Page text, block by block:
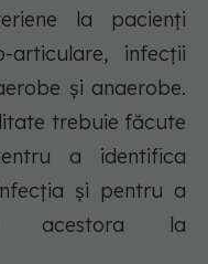
la pacienţi
articulare, infecţii
şi anaerobe.
trebuie făcute
a identifica
şi pentru a
acestora la